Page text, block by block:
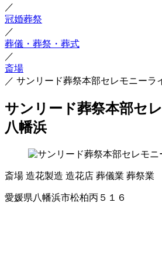
／
冠婚葬祭
／
葬儀・葬祭・葬式
／
斎場
／ サンリード葬祭本部セレモニーラ
サンリード葬祭本部セ
八幡浜
斎場 造花製造 造花店 葬儀業 葬祭業
愛媛県八幡浜市松柏丙５１６